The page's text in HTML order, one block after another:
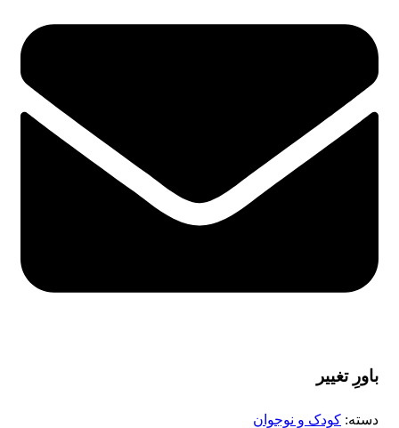
باورِ تغییر
دسته: کودک و نوجوان